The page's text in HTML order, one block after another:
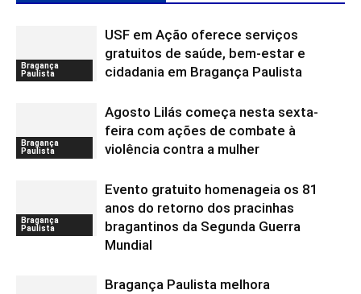
Bragança
Paulista
USF em Ação oferece serviços
gratuitos de saúde, bem-estar e
cidadania em Bragança Paulista
Bragança
Paulista
Agosto Lilás começa nesta sexta-
feira com ações de combate à
violência contra a mulher
Bragança
Paulista
Evento gratuito homenageia os 81
anos do retorno dos pracinhas
bragantinos da Segunda Guerra
Mundial
Bragança Paulista melhora